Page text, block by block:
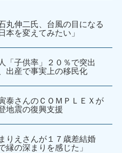
丸伸二氏、台風の目になる
本を変えてみたい」
「子供率」２０％で突出
出産で事実上の移民化
泰さんのＣＯＭＰＬＥＸが
地震の復興支援
りえさんが１７歳差結婚
縁の深まりを感じた」